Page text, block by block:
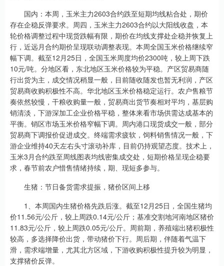
国内：本周，玉米主力2603合约跌至短期均线粘合处，期价
存在企稳反弹要求。周四，玉米主力2603合约以大阳线收盘，本
轮价格调整过程中现货跌幅有限，期价在均线支撑处企稳并恢复上
行，近远月合约期价呈现联动调整表现。本周全国玉米价格继续窄
幅下调。截至12月25日，全国玉米周度均价2300吨，较上周下跌
10元/吨。分地区看，东北地区玉米价格较为平稳。产区贸易商随
行出货为主，成交情况稍显一般，目前随收随发也暂无利润，产区
贸易商收购积极性不高。华北地区玉米价格稳定运行。农户售粮节
奏依然较慢，干粮收购量一般，贸易商出货节奏相对平均，基层购
销清淡，下游深加工企业价格平稳，整体来看市场供需达成基本的
平衡。销区市场玉米价格窄幅下调。周内港口现货成交一般，部分
贸易商下调报价促进成交。终端需求疲软，饲料销售情况一般，下
游企业维持40天左右头寸滚动补库，目前仍持观望态度。技术上，
玉米3月合约跌至周线图表均线密集成交处，短期价格呈现企稳要
求，春节前农户惜售情绪持续，期、现短多参与。
生猪：节日备货需求提振，猪价区间上移
1、本周国内生猪价格先跌后涨。截至12月25日，全国生猪均
价11.56元/公斤，较上周跌0.14元/公斤；基准交割地河南地区猪价
11.83元/公斤，较上周跌0.05元/公斤。周前期，养殖端出猪积极性
较高，多选择降价出货，带动猪价下行。周后期，伴随着气温下
滑，需求端增量，尤其北方区域，下游收购积极性提升较为明显，
支撑猪价反弹。